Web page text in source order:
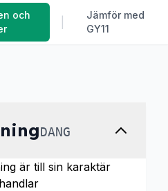
och
Jämför med
GY11
DANG
är till sin karaktär